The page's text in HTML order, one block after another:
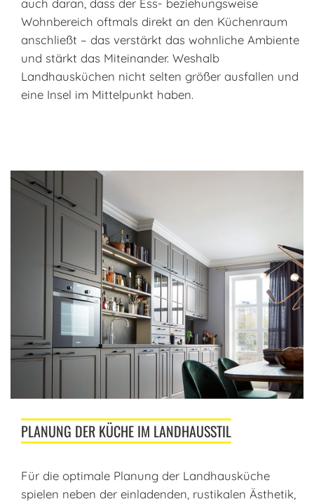
auch daran, dass der Ess- beziehungsweise
Wohnbereich oftmals direkt an den Küchenraum
anschließt – das verstärkt das wohnliche Ambiente
und stärkt das Miteinander. Weshalb
Landhausküchen nicht selten größer ausfallen und
eine Insel im Mittelpunkt haben.
PLANUNG DER KÜCHE IM LANDHAUSSTIL
Für die optimale Planung der Landhausküche
spielen neben der einladenden, rustikalen Ästhetik,